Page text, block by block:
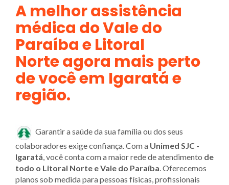
A melhor assistência
médica do Vale do
Paraíba e Litoral
Norte agora mais perto
de você em Igaratá e
região.
Garantir a saúde da sua família ou dos seus
colaboradores exige confiança. Com a Unimed SJC -
Igaratá, você conta com a maior rede de atendimento de
todo o Litoral Norte e Vale do Paraíba. Oferecemos
planos sob medida para pessoas físicas, profissionais